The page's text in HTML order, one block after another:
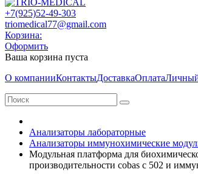
+7(925)52-49-303
triomedical77@gmail.com
Корзина:
Оформить
Ваша корзина пуста
О компанииКонтактыДоставкаОплата
Анализаторы лабораторные
Анализаторы иммунохимические
Модульная платформа для
производительности cobas c 502 и